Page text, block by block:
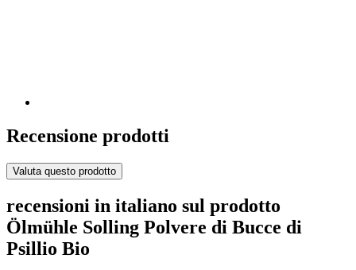
Recensione prodotti
Valuta questo prodotto
recensioni in italiano sul prodotto
Ölmühle Solling Polvere di Bucce di
Psillio Bio